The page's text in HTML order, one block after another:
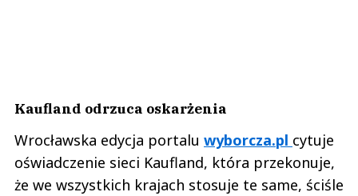
Kaufland odrzuca oskarżenia
Wrocławska edycja portalu wyborcza.pl cytuje
oświadczenie sieci Kaufland, która przekonuje,
że we wszystkich krajach stosuje te same, ściśle